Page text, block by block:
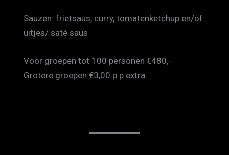
Sauzen: frietsaus, curry, tomatenketchup en/of
uitjes/ saté saus
Voor groepen tot 100 personen €480,-
Grotere groepen €3,00 p.p extra